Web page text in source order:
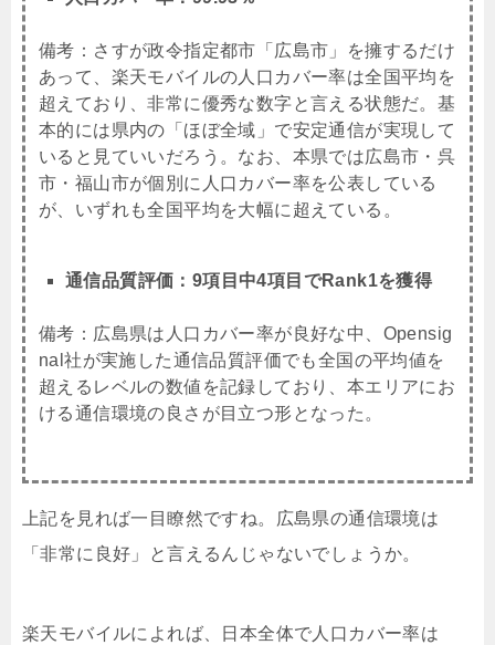
備考：さすが政令指定都市「広島市」を擁するだけ
あって、楽天モバイルの人口カバー率は全国平均を
超えており、非常に優秀な数字と言える状態だ。基
本的には県内の「ほぼ全域」で安定通信が実現して
いると見ていいだろう。なお、本県では広島市・呉
市・福山市が個別に人口カバー率を公表している
が、いずれも全国平均を大幅に超えている。
通信品質評価：9項目中4項目でRank1を獲得
備考：広島県は人口カバー率が良好な中、Opensig
nal社が実施した通信品質評価でも全国の平均値を
超えるレベルの数値を記録しており、本エリアにお
ける通信環境の良さが目立つ形となった。
上記を見れば一目瞭然ですね。広島県の通信環境は
「非常に良好」と言えるんじゃないでしょうか。
楽天モバイルによれば、日本全体で人口カバー率は